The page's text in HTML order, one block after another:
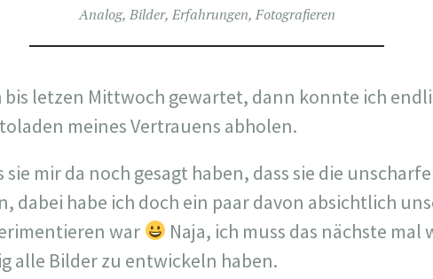
Analog, Bilder, Erfahrungen, Fotografieren
bis letzen Mittwoch gewartet, dann konnte ich
meines Vertrauens abholen.
sie mir da noch gesagt haben, dass sie die
dabei habe ich doch ein paar davon absichtlich
war
Naja, ich muss das nächste mal
alle Bilder zu entwickeln haben.